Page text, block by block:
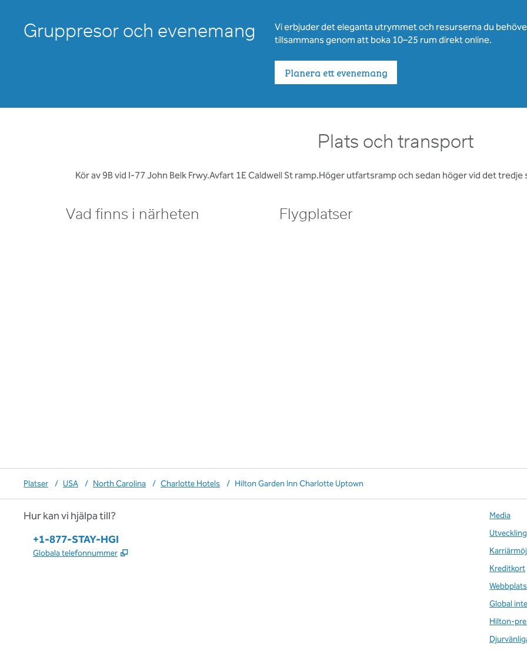
Gruppresor och evenemang
Vi erbjuder det eleganta utrymmet och resurserna du
tillsammans genom att boka 10–25 rum direkt online.
Planera ett evenemang
Plats och transport
Kör av 9B vid I-77 John Belk Frwy.Avfart 1E Caldwell St ramp.Höger utfartsramp och sedan höger vid det
Vad finns i närheten Flygplatser
Platser / USA / North Carolina / Charlotte Hotels / Hilton Garden Inn Charlotte Uptown
Hur kan vi hjälpa till?
Telefon:
+1-877-STAY-HGI
Globala telefonnummer ,
Media
Utveckling
Kreditkort
Global
Hilton-